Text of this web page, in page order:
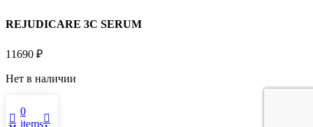
REJUDICARE 3C SERUM
11690 ₽
Нет в наличии
0
items